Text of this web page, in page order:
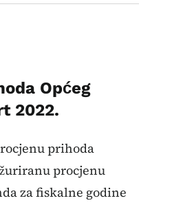
Općeg
2022.
prihoda
procjenu
za fiskalne godine